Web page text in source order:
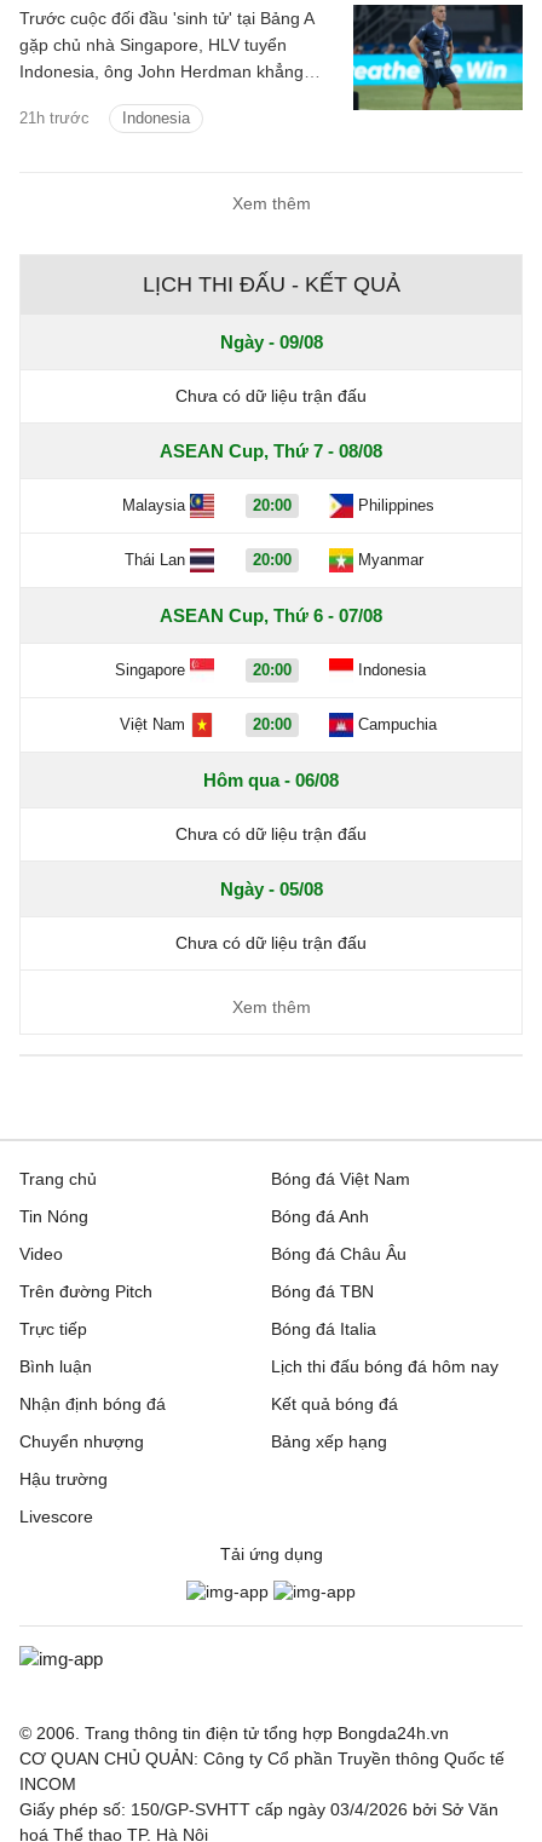
21h trước Indonesia
Trước cuộc đối đầu 'sinh tử' tại Bảng A
gặp chủ nhà Singapore, HLV tuyển
Indonesia, ông John Herdman khẳng
giành chiến thắng để giữ vững hy vọng
Xem thêm
LỊCH THI ĐẤU - KẾT QUẢ
Ngày - 09/08
Chưa có dữ liệu trận đấu
ASEAN Cup, Thứ 7 - 08/08
Malaysia 20:00 Philippines
Thái Lan 20:00 Myanmar
ASEAN Cup, Thứ 6 - 07/08
Singapore 20:00 Indonesia
Việt Nam 20:00 Campuchia
Hôm qua - 06/08
Chưa có dữ liệu trận đấu
Ngày - 05/08
Chưa có dữ liệu trận đấu
Xem thêm
Trang chủ
Tin Nóng
Video
Trên đường Pitch
Trực tiếp
Bóng đá Việt Nam
Bóng đá Anh
Bóng đá Châu Âu
Bóng đá TBN
Bóng đá Italia
Bình luận
Nhận định bóng đá
Chuyển nhượng
Hậu trường
Livescore
Lịch thi đấu bóng đá hôm nay
Kết quả bóng đá
Bảng xếp hạng
Tải ứng dụng
© 2006. Trang thông tin điện tử tổng hợp Bongda24h.vn
CƠ QUAN CHỦ QUẢN: Công ty Cổ phần Truyền thông Quốc tế
INCOM
Giấy phép số: 150/GP-SVHTT cấp ngày 03/4/2026 bởi Sở Văn
hoá Thể thao TP. Hà Nội